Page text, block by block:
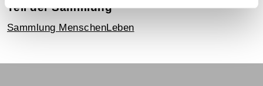
Teil der Sammlung
Sammlung MenschenLeben